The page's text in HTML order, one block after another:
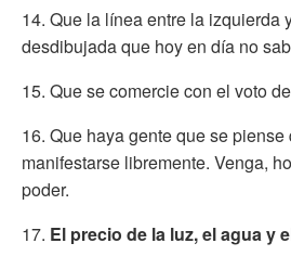
14. Que la línea entre la izquierda
desdibujada que hoy en día no
15. Que se comercie con el voto
16. Que haya gente que se
manifestarse libremente. Venga,
poder.
17. El precio de la luz, el agua y